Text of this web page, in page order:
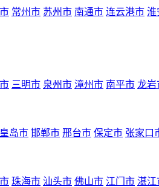
常州市 苏州市 南通市 连云港市 淮
三明市 泉州市 漳州市 南平市 龙岩
岛市 邯郸市 邢台市 保定市 张家口
珠海市 汕头市 佛山市 江门市 湛江